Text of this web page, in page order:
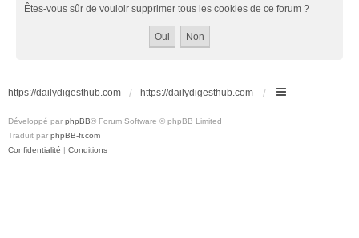
Êtes-vous sûr de vouloir supprimer tous les cookies de ce forum ?
https://dailydigesthub.com https://dailydigesthub.com
Développé par phpBB® Forum Software © phpBB Limited
Traduit par phpBB-fr.com
Confidentialité | Conditions